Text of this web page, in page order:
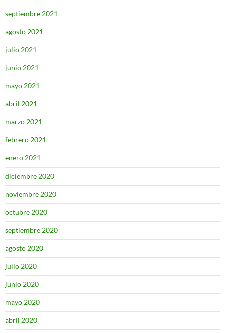
septiembre 2021
agosto 2021
julio 2021
junio 2021
mayo 2021
abril 2021
marzo 2021
febrero 2021
enero 2021
diciembre 2020
noviembre 2020
octubre 2020
septiembre 2020
agosto 2020
julio 2020
junio 2020
mayo 2020
abril 2020